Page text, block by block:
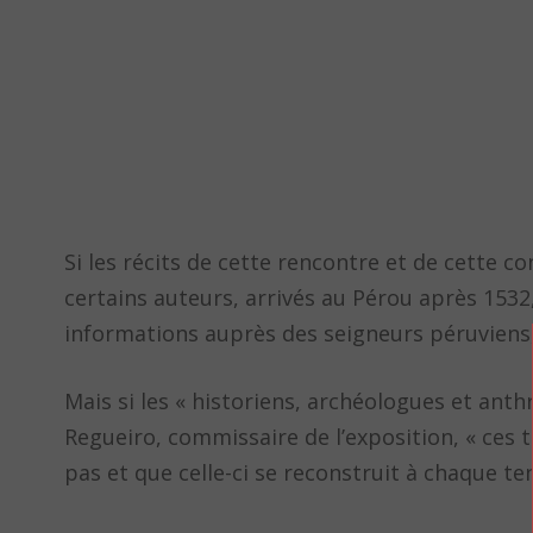
Si les récits de cette rencontre et de cette
certains auteurs, arrivés au Pérou après
informations auprès des seigneurs
Mais si les « historiens, archéologues et
Regueiro, commissaire de l’exposition, « ces
pas et que celle-ci se reconstruit à chaque